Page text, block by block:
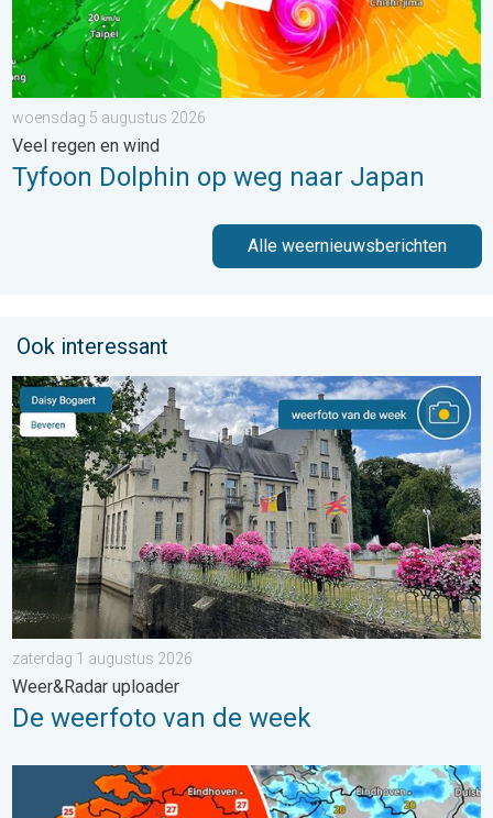
woensdag 5 augustus 2026
Veel regen en wind
Tyfoon Dolphin op weg naar Japan
Alle weernieuwsberichten
Ook interessant
De weerfoto van de week. Weer&Radar uploader. . . zaterdag
zaterdag 1 augustus 2026
Weer&Radar uploader
De weerfoto van de week
Zomerse zaterdag, buiige zondag. Weekendweer. . . vrijdag